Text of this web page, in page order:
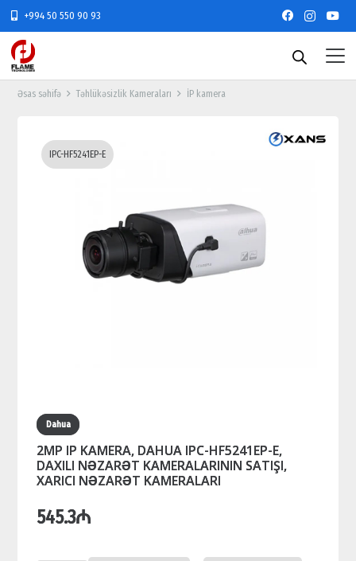
+994 50 550 90 93
Əsas səhifə Təhlükəsizlik Kameraları İP kamera
IPC-HF5241EP-E
Dahua
2MP IP KAMERA, DAHUA IPC-HF5241EP-E,
DAXILI NƏZARƏT KAMERALARININ SATIŞI,
XARICI NƏZARƏT KAMERALARI
545.3₼